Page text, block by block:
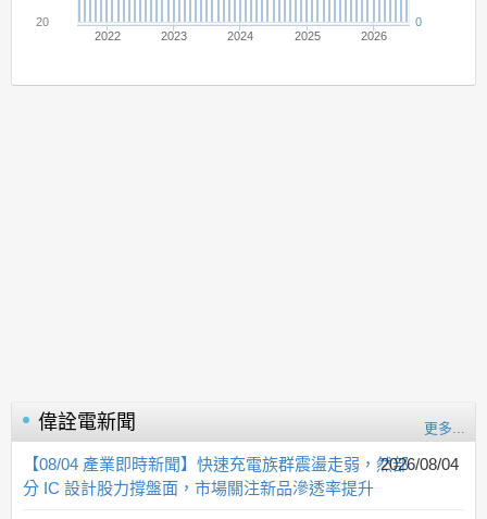
偉詮電新聞 更多...
【08/04 產業即時新聞】快速充電族群震盪走弱，然部
分 IC 設計股力撐盤面，市場關注新品滲透率提升
2026/08/04